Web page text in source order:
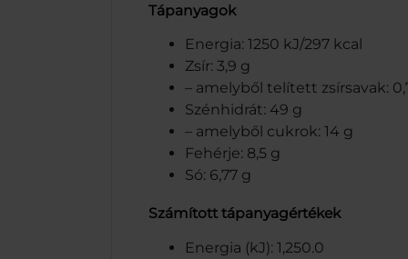
Tápanyagok
Energia: 1250 kJ/297 kcal
Zsír: 3,9 g
– amelyből telített zsírsavak:
Szénhidrát: 49 g
– amelyből cukrok: 14 g
Fehérje: 8,5 g
Só: 6,77 g
Számított tápanyagértékek
Energia (kJ): 1,250.0